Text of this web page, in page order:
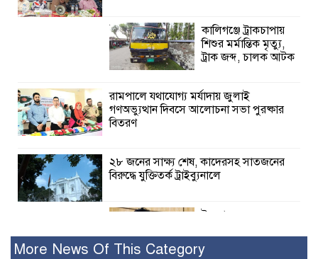
কালিগঞ্জে ট্রাকচাপায়
শিশুর মর্মান্তিক মৃত্যু,
ট্রাক জব্দ, চালক আটক
রামপালে যথাযোগ্য মর্যাদায় জুলাই
গণঅভ্যুত্থান দিবসে আলোচনা সভা পুরষ্কার
বিতরণ
২৮ জনের সাক্ষ্য শেষ, কাদেরসহ সাতজনের
বিরুদ্ধে যুক্তিতর্ক ট্রাইব্যুনালে
ইসলামের সবচেয়ে
নুর
More News Of This Category